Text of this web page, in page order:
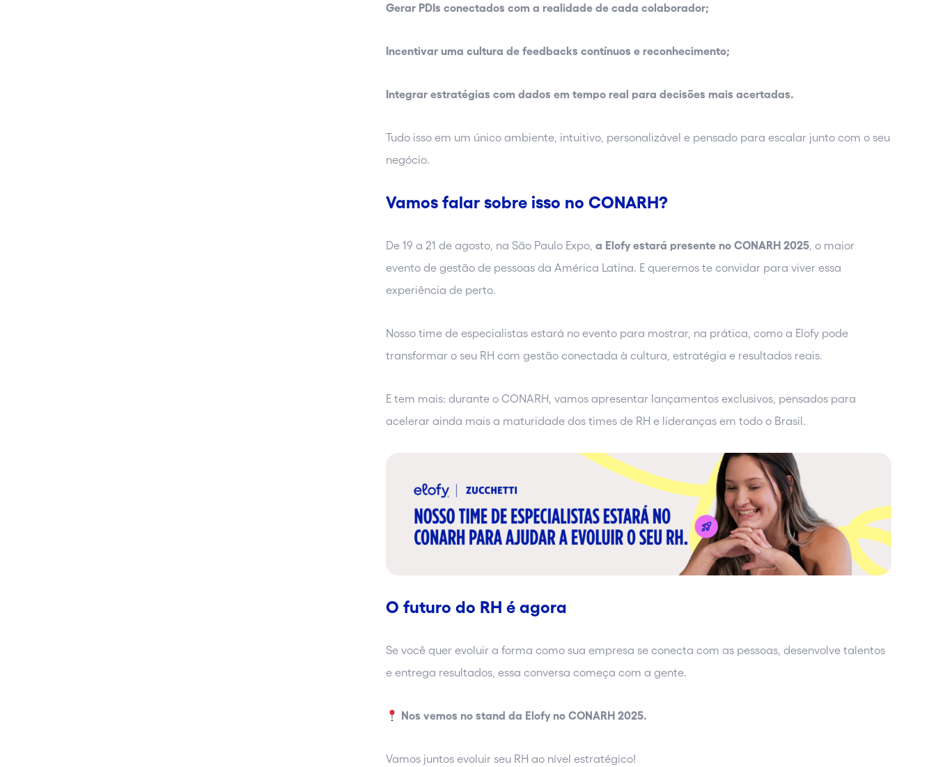
Gerar PDIs conectados com a realidade de cada colaborador;
Incentivar uma cultura de feedbacks contínuos e reconhecimento;
Integrar estratégias com dados em tempo real para decisões mais acertadas.
Tudo isso em um único ambiente, intuitivo, personalizável e pensado para escalar junto com o seu
negócio.
Vamos falar sobre isso no CONARH?
De 19 a 21 de agosto, na São Paulo Expo, a Elofy estará presente no CONARH 2025 , o maior
evento de gestão de pessoas da América Latina. E queremos te convidar para viver essa
experiência de perto.
Nosso time de especialistas estará no evento para mostrar, na prática, como a Elofy pode
transformar o seu RH com gestão conectada à cultura, estratégia e resultados reais.
E tem mais: durante o CONARH, vamos apresentar lançamentos exclusivos, pensados para
acelerar ainda mais a maturidade dos times de RH e lideranças em todo o Brasil.
O futuro do RH é agora
Se você quer evoluir a forma como sua empresa se conecta com as pessoas, desenvolve talentos
e entrega resultados, essa conversa começa com a gente.
Nos vemos no stand da Elofy no CONARH 2025.
Vamos juntos evoluir seu RH ao nível estratégico!